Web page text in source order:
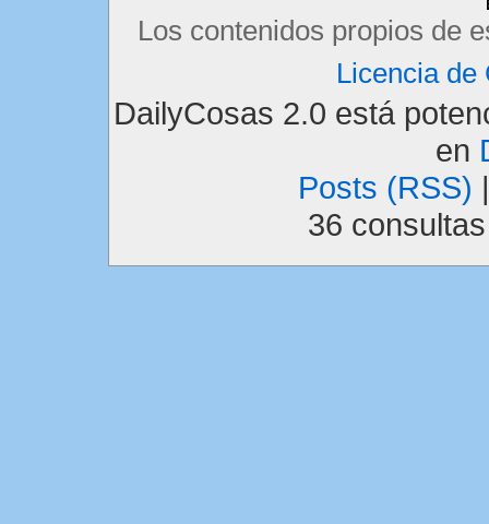
Los contenidos propios de
Licencia de
DailyCosas 2.0 está
en
Posts (RSS)
36